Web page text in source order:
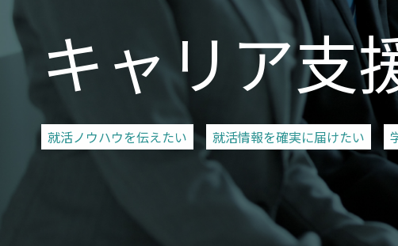
キャリア支
就活ノウハウを伝えたい 就活情報を確実に届けたい